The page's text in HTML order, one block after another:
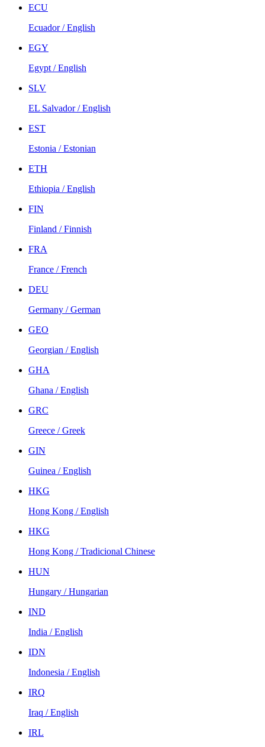
ECU
Ecuador / English
EGY
Egypt / English
SLV
EL Salvador / English
EST
Estonia / Estonian
ETH
Ethiopia / English
FIN
Finland / Finnish
FRA
France / French
DEU
Germany / German
GEO
Georgian / English
GHA
Ghana / English
GRC
Greece / Greek
GIN
Guinea / English
HKG
Hong Kong / English
HKG
Hong Kong / Tradicional Chinese
HUN
Hungary / Hungarian
IND
India / English
IDN
Indonesia / English
IRQ
Iraq / English
IRL